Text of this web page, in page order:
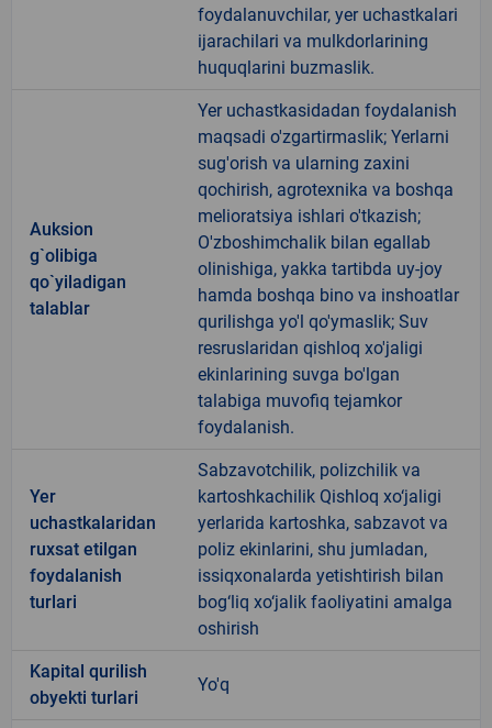
foydalanuvchilar, yer uchastkalari
ijarachilari va mulkdorlarining
huquqlarini buzmaslik.
Auksion
g`olibiga
qo`yiladigan
talablar
Yer uchastkasidadan foydalanish
maqsadi o'zgartirmaslik; Yerlarni
sug'orish va ularning zaxini
qochirish, agrotexnika va boshqa
melioratsiya ishlari o'tkazish;
O'zboshimchalik bilan egallab
olinishiga, yakka tartibda uy-joy
hamda boshqa bino va inshoatlar
qurilishga yo'l qo'ymaslik; Suv
resruslaridan qishloq xo'jaligi
ekinlarining suvga bo'lgan
talabiga muvofiq tejamkor
foydalanish.
Yer
uchastkalaridan
ruxsat etilgan
foydalanish
turlari
Sabzavotchilik, polizchilik va
kartoshkachilik Qishloq xo‘jaligi
yerlarida kartoshka, sabzavot va
poliz ekinlarini, shu jumladan,
issiqxonalarda yetishtirish bilan
bog‘liq xo‘jalik faoliyatini amalga
oshirish
Kapital qurilish
obyekti turlari
Yo'q